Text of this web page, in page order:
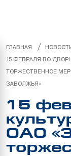
ГЛАВНАЯ /
15 ФЕВРАЛЯ ВО
ТОРЖЕСТВЕННОЕ
ЗАВОЛЖЬЯ»
15
ОАО